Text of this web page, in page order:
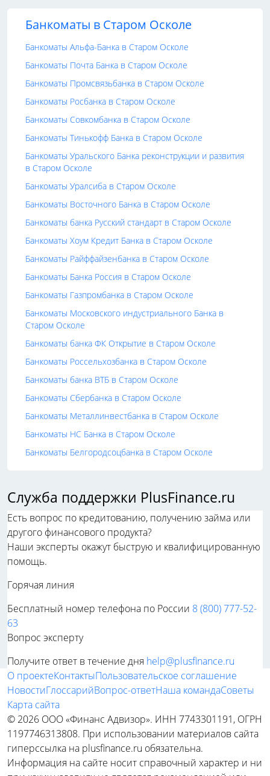
Банкоматы в Старом Осколе
Банкоматы Альфа-Банка в Старом Осколе
Банкоматы Почта Банка в Старом Осколе
Банкоматы Промсвязьбанка в Старом Осколе
Банкоматы Росбанка в Старом Осколе
Банкоматы Совкомбанка в Старом Осколе
Банкоматы Тинькофф Банка в Старом Осколе
Банкоматы Уральского Банка реконструкции и развития
в Старом Осколе
Банкоматы Уралсиба в Старом Осколе
Банкоматы Восточного Банка в Старом Осколе
Банкоматы банка Русский стандарт в Старом Осколе
Банкоматы Хоум Кредит Банка в Старом Осколе
Банкоматы Райффайзенбанка в Старом Осколе
Банкоматы Банка Россия в Старом Осколе
Банкоматы Газпромбанка в Старом Осколе
Банкоматы Московского индустриального Банка в
Старом Осколе
Банкоматы банка ФК Открытие в Старом Осколе
Банкоматы Россельхозбанка в Старом Осколе
Банкоматы банка ВТБ в Старом Осколе
Банкоматы Сбербанка в Старом Осколе
Банкоматы Металлинвестбанка в Старом Осколе
Банкоматы НС Банка в Старом Осколе
Банкоматы Белгородсоцбанка в Старом Осколе
Служба поддержки PlusFinance.ru
Есть вопрос по кредитованию, получению займа или
другого финансового продукта?
Наши эксперты окажут быструю и квалифицированную
помощь.
Горячая линия
Бесплатный номер телефона по России 8 (800) 777-52-
63
Вопрос эксперту
Получите ответ в течение дня help@plusfinance.ru
О проектеКонтактыПользовательское соглашение
НовостиГлоссарийВопрос-ответНаша командаСоветы
Карта сайта
© 2026 ООО «Финанс Адвизор». ИНН 7743301191, ОГРН
1197746313808. При использовании материалов сайта
гиперссылка на plusfinance.ru обязательна.
Информация на сайте носит справочный характер и ни